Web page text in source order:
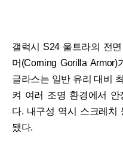
갤럭시 S24 울트라의 전
머(Corning Gorilla Armor)
글라스는 일반 유리 대비
켜 여러 조명 환경에서
다. 내구성 역시 스크레치
됐다.